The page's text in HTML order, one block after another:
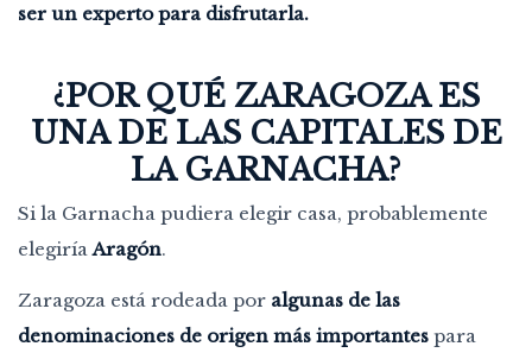
ser un experto para disfrutarla.
¿POR QUÉ ZARAGOZA ES
UNA DE LAS CAPITALES DE
LA GARNACHA?
Si la Garnacha pudiera elegir casa, probablemente
elegiríaAragón.
Zaragoza está rodeada por algunas de las
denominaciones de origen más importantes para